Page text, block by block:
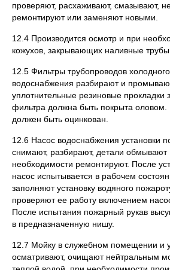
проверяют, расхаживают, смазывают,
ремонтируют или заменяют новыми.
12.4 Производится осмотр и при
кожухов, закрывающих наливные
12.5 Фильтры трубопроводов
водоснабжения разбирают и
уплотнительные резиновые прокладки
фильтра должна быть покрыта оловом.
должен быть оцинкован.
12.6 Насос водоснабжения установки
снимают, разбирают, детали обмывают
необходимости ремонтируют. После
насос испытывается в рабочем
заполняют установку водяного
проверяют ее работу включением
После испытания пожарный рукав
в предназначенную нишу.
12.7 Мойку в служебном помещении и
осматривают, очищают нейтральным